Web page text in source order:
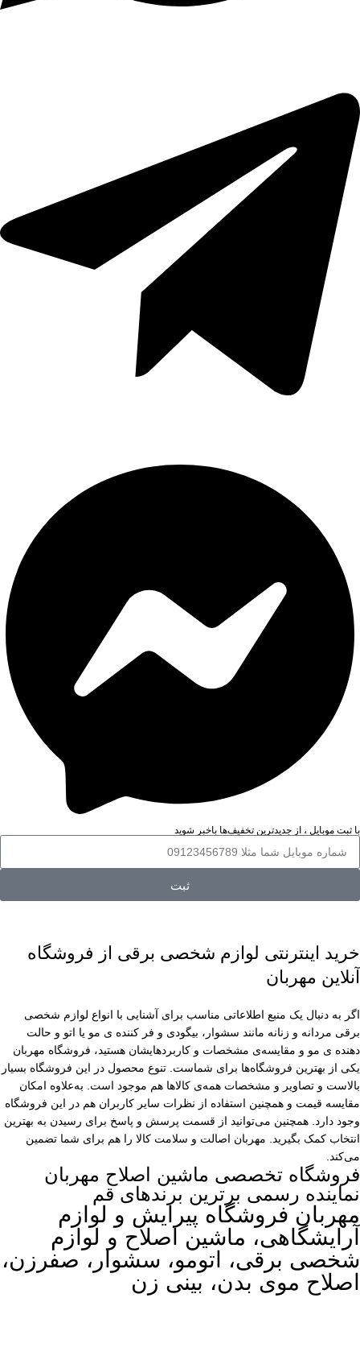
با ثبت موبایل ، از جدید‌ترین تخفیف‌ها با‌خبر شوید
ثبت
خرید اینترنتی لوازم شخصی برقی از فروشگاه
آنلاین مهربان
اگر به دنبال یک منبع اطلاعاتی مناسب برای آشنایی با انواع لوازم شخصی
برقی مردانه و زنانه مانند سشوار، بیگودی و فر کننده ی مو یا اتو و حالت
دهنده ی مو و مقایسه‌ی مشخصات و کاربردهایشان هستید، فروشگاه مهربان
یکی از بهترین فروشگاه‌ها برای شماست. تنوع محصول در این فروشگاه بسیار
بالاست و تصاویر و مشخصات همه‌ی کالاها هم موجود است. به‌علاوه امکان
مقایسه قیمت و همچنین استفاده از نظرات سایر کاربران هم در این فروشگاه
وجود دارد. همچنین می‌توانید از قسمت پرسش و پاسخ برای رسیدن به بهترین
انتخاب کمک بگیرید. مهربان اصالت و سلامت کالا را هم برای شما تضمین
می‌کند.
فروشگاه تخصصی ماشین اصلاح مهربان
نماینده رسمی برترین برندهای قم
مهربان فروشگاه پیرایش و لوازم
آرایشگاهی، ماشین اصلاح و لوازم
شخصی برقی، اتومو، سشوار، صفرزن،
اصلاح موی بدن، بینی زن